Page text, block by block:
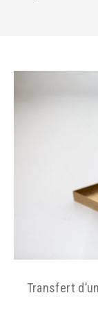
Transfert